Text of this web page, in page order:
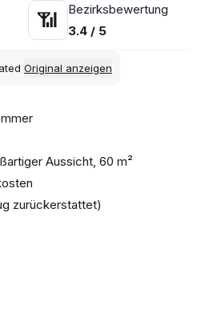
📶
Bezirksbewertung
3.4 / 5
Original anzeigen
Aussicht, 60 m²
zurückerstattet)